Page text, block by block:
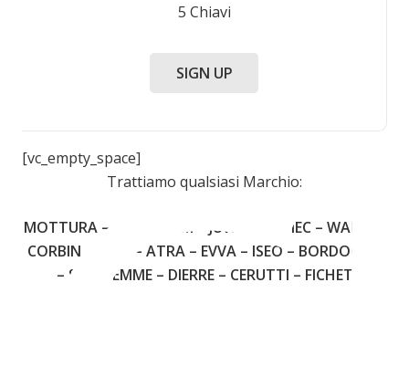
5 Chiavi
SIGN UP
[vc_empty_space]
Trattiamo qualsiasi Marchio:
MOTTURA – CISA – FIAM – JUWEL – OMEC – WALLY –
CORBIN – YALE – ATRA – EVVA – ISEO – BORDOGNA
– SECUREMME – DIERRE – CERUTTI – FICHET